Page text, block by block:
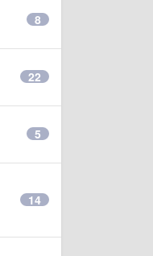
8
22
5
14